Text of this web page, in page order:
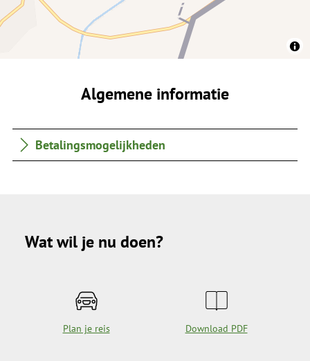
Algemene informatie
Betalingsmogelijkheden
Wat wil je nu doen?
Plan je reis Download PDF